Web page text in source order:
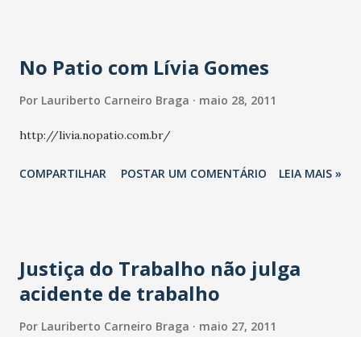
No Patio com Lívia Gomes
Por Lauriberto Carneiro Braga maio 28, 2011
http://livia.nopatio.com.br/
COMPARTILHAR POSTAR UM COMENTÁRIO LEIA MAIS »
Justiça do Trabalho não julga
acidente de trabalho
Por Lauriberto Carneiro Braga maio 27, 2011